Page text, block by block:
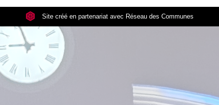
Site créé en partenariat avec Réseau des Communes